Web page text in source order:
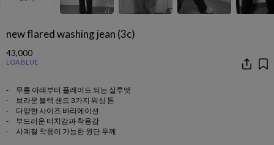
new flared washing jean (3c)
43,000
LOA BLUE
- 무릎 아래부터 플레어드 되는 실루엣
- 브라운 블랙 샌드 3가지 워싱 톤
- 다양한 사이즈 바리에이션
- 부드러운 터치감과 착용감
- 사계절 착용이 가능한 원단 두께